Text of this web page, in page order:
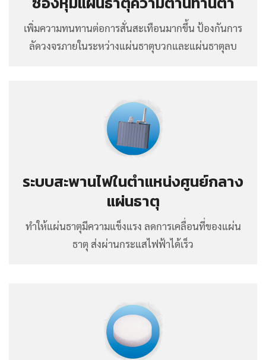
เพิ่มความทนทานต่อการสั่นสะเทือนมากขึ้น ป้องกันการ
ลัดวงจรภายในระหว่างแผ่นธาตุบวกและแผ่นธาตุลบ
ระบบสะพานไฟในตำแหน่งศูนย์กลาง
แผ่นธาตุ
ทำให้แผ่นธาตุมีความแข็งแรง ลดการเคลื่อนที่ของแผ่น
ธาตุ ส่งผ่านกระแสไฟฟ้าได้เร็ว